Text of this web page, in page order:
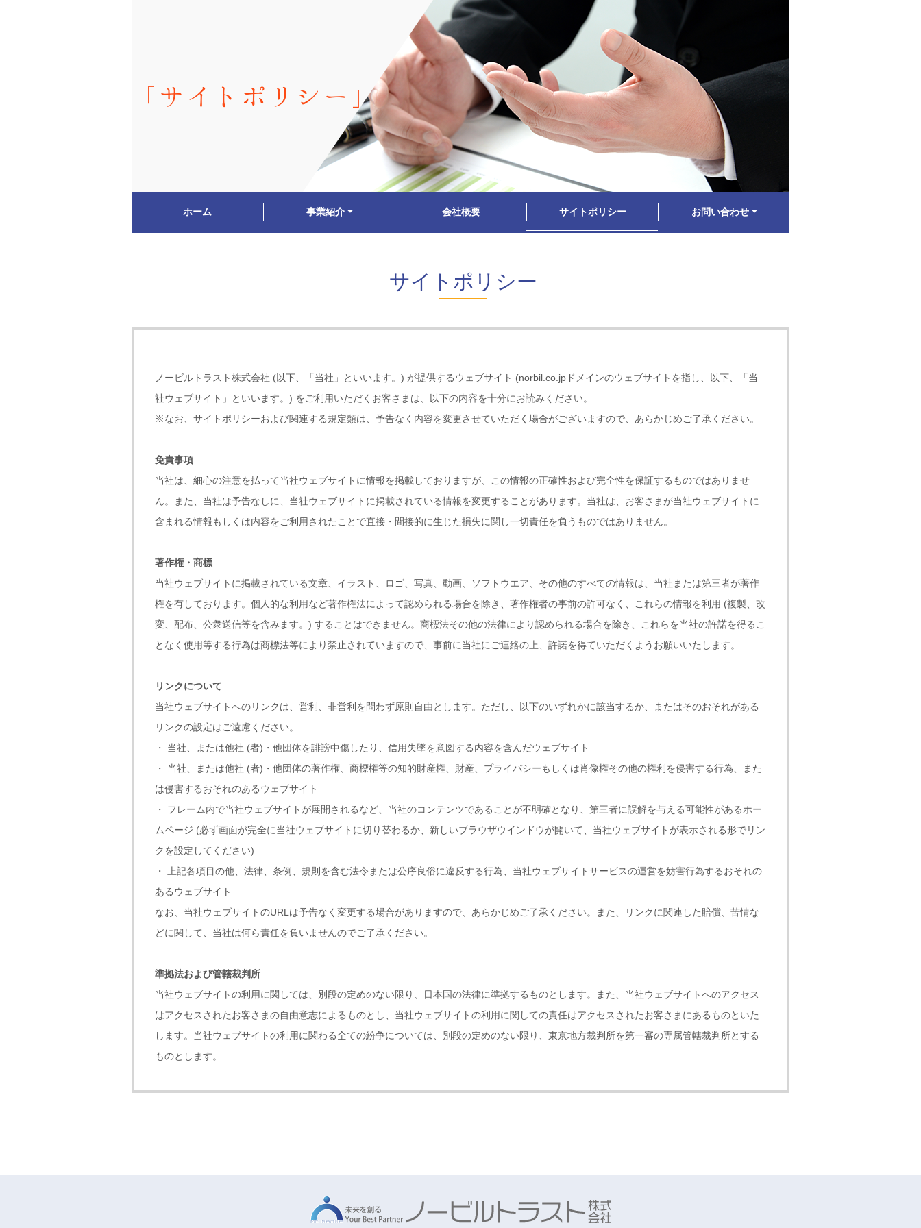
「サイトポリシー」
ホーム 事業紹介 会社概要 サイトポリシー お問い合わせ
サイトポリシー
ノービルトラスト株式会社 (以下、「当社」といいます。) が提供するウェブサイト (norbil.co.jpドメインのウェブサイトを指し、以下、「当
社ウェブサイト」といいます。) をご利用いただくお客さまは、以下の内容を十分にお読みください。
※なお、サイトポリシーおよび関連する規定類は、予告なく内容を変更させていただく場合がございますので、あらかじめご了承ください。
免責事項
当社は、細心の注意を払って当社ウェブサイトに情報を掲載しておりますが、この情報の正確性および完全性を保証するものではありませ
ん。また、当社は予告なしに、当社ウェブサイトに掲載されている情報を変更することがあります。当社は、お客さまが当社ウェブサイトに
含まれる情報もしくは内容をご利用されたことで直接・間接的に生じた損失に関し一切責任を負うものではありません。
著作権・商標
当社ウェブサイトに掲載されている文章、イラスト、ロゴ、写真、動画、ソフトウエア、その他のすべての情報は、当社または第三者が著作
権を有しております。個人的な利用など著作権法によって認められる場合を除き、著作権者の事前の許可なく、これらの情報を利用 (複製、改
変、配布、公衆送信等を含みます。) することはできません。商標法その他の法律により認められる場合を除き、これらを当社の許諾を得るこ
となく使用等する行為は商標法等により禁止されていますので、事前に当社にご連絡の上、許諾を得ていただくようお願いいたします。
リンクについて
当社ウェブサイトへのリンクは、営利、非営利を問わず原則自由とします。ただし、以下のいずれかに該当するか、またはそのおそれがある
リンクの設定はご遠慮ください。
・ 当社、または他社 (者)・他団体を誹謗中傷したり、信用失墜を意図する内容を含んだウェブサイト
・ 当社、または他社 (者)・他団体の著作権、商標権等の知的財産権、財産、プライバシーもしくは肖像権その他の権利を侵害する行為、また
は侵害するおそれのあるウェブサイト
・ フレーム内で当社ウェブサイトが展開されるなど、当社のコンテンツであることが不明確となり、第三者に誤解を与える可能性があるホー
ムページ (必ず画面が完全に当社ウェブサイトに切り替わるか、新しいブラウザウインドウが開いて、当社ウェブサイトが表示される形でリン
クを設定してください)
・ 上記各項目の他、法律、条例、規則を含む法令または公序良俗に違反する行為、当社ウェブサイトサービスの運営を妨害行為するおそれの
あるウェブサイト
なお、当社ウェブサイトのURLは予告なく変更する場合がありますので、あらかじめご了承ください。また、リンクに関連した賠償、苦情な
どに関して、当社は何ら責任を負いませんのでご了承ください。
準拠法および管轄裁判所
当社ウェブサイトの利用に関しては、別段の定めのない限り、日本国の法律に準拠するものとします。また、当社ウェブサイトへのアクセス
はアクセスされたお客さまの自由意志によるものとし、当社ウェブサイトの利用に関しての責任はアクセスされたお客さまにあるものといた
します。当社ウェブサイトの利用に関わる全ての紛争については、別段の定めのない限り、東京地方裁判所を第一審の専属管轄裁判所とする
ものとします。